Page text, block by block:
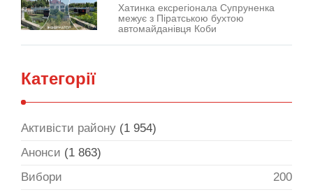
Хатинка ексрегіонала Супруненка
межує з Піратською бухтою
автомайданівця Коби
Категорії
Активісти району (1 954)
Анонси (1 863)
Вибори
200